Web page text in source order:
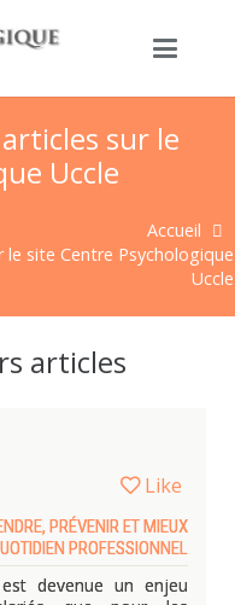
sur le
Uccle
Accueil
le site Centre Psychologique
Uccle
articles
Like
PRÉVENIR ET MIEUX
PROFESSIONNEL
devenue un enjeu